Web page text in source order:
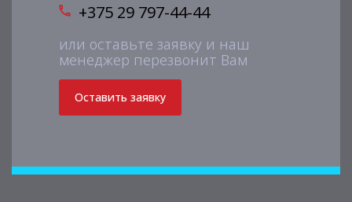
+375 29 797-44-44
или оставьте заявку и наш
менеджер перезвонит Вам
Оставить заявку